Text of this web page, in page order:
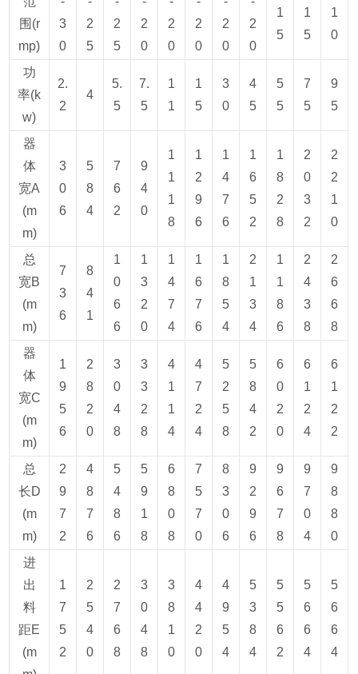
围(r
mp)
3
0
2
5
2
5
2
0
2
0
2
0
2
0
2
0
1
5
1
5
1
0
功
率(k
w)
2.
2
4
5.
5
7.
5
1
1
1
5
3
0
4
5
5
5
7
5
9
5
器
体
宽A
(m
m)
3
0
6
5
8
4
7
6
2
9
4
0
1
1
1
8
1
2
9
6
1
4
7
6
1
6
5
2
1
8
2
8
2
0
3
2
2
2
1
0
总
宽B
(m
m)
7
3
6
8
4
1
1
0
6
6
1
3
2
0
1
4
7
4
1
6
7
6
1
8
5
4
2
1
3
4
1
1
8
6
2
4
3
8
2
6
6
8
器
体
宽C
(m
m)
1
9
5
6
2
8
2
0
3
0
4
8
3
3
2
8
4
1
1
4
4
7
2
4
5
2
5
8
5
8
4
2
6
0
2
0
6
1
2
4
6
1
2
2
总
长D
(m
m)
2
9
7
2
4
8
7
6
5
4
8
6
5
9
1
8
6
8
0
8
7
5
7
0
8
3
0
6
9
2
9
6
9
6
7
8
9
7
0
4
9
8
8
0
进
出
料
距E
(m
1
7
5
2
2
5
4
0
2
7
6
8
3
0
4
8
3
8
1
0
4
4
2
0
4
9
5
4
5
3
8
4
5
5
6
2
5
6
6
4
5
6
6
4